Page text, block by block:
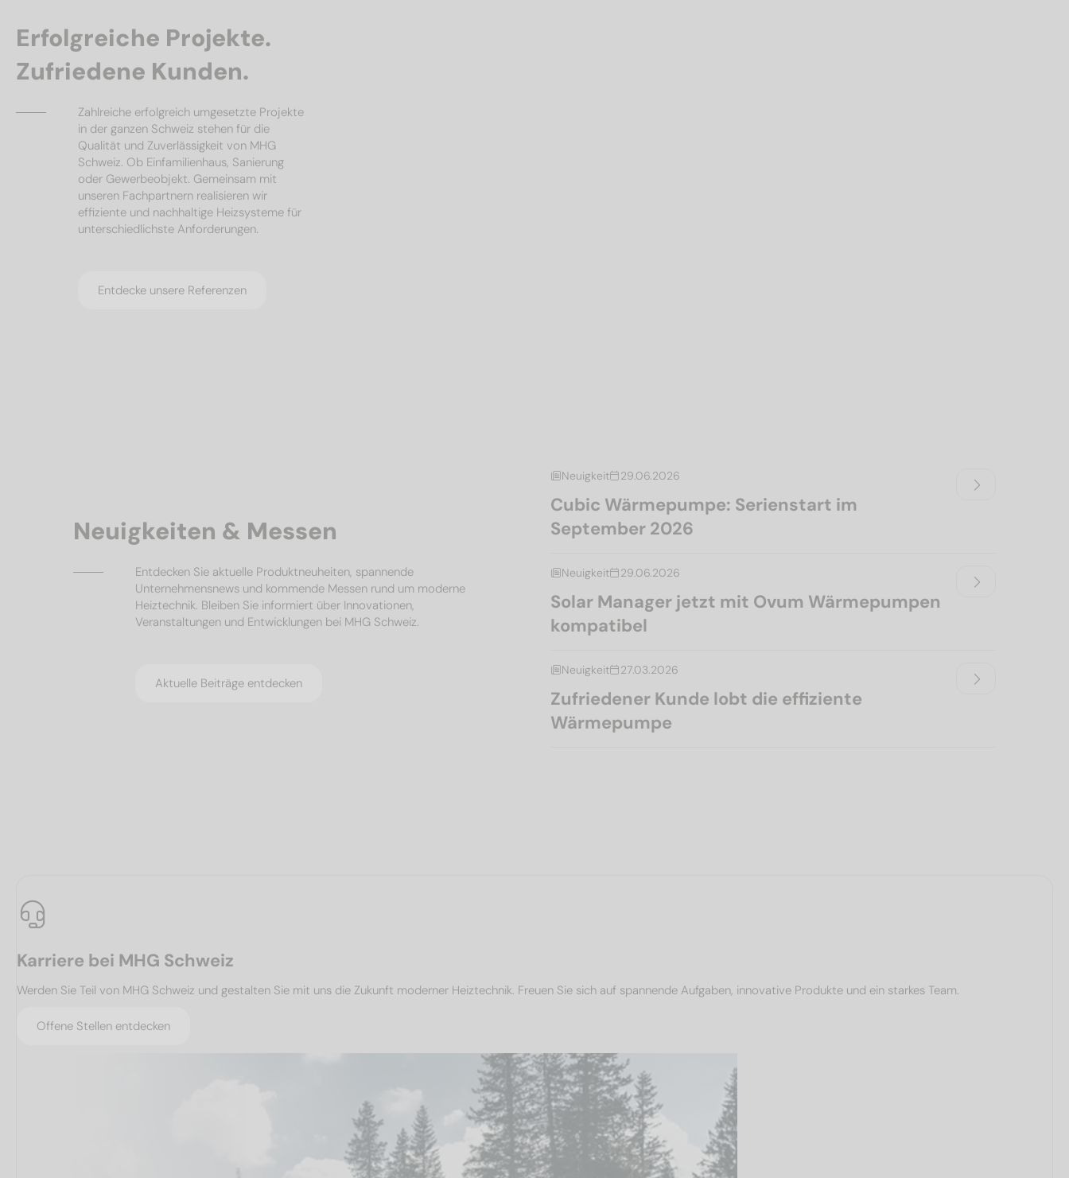
Erfolgreiche Projekte.
Zufriedene Kunden.
Zahlreiche erfolgreich umgesetzte Projekte
in der ganzen Schweiz stehen für die
Qualität und Zuverlässigkeit von MHG
Schweiz. Ob Einfamilienhaus, Sanierung
oder Gewerbeobjekt. Gemeinsam mit
unseren Fachpartnern realisieren wir
effiziente und nachhaltige Heizsysteme für
unterschiedlichste Anforderungen.
Entdecke unsere Referenzen
Neuigkeiten & Messen
Entdecken Sie aktuelle Produktneuheiten, spannende
Unternehmensnews und kommende Messen rund um moderne
Heiztechnik. Bleiben Sie informiert über Innovationen,
Veranstaltungen und Entwicklungen bei MHG Schweiz.
Aktuelle Beiträge entdecken
Neuigkeit 29.06.2026
Cubic Wärmepumpe: Serienstart im
September 2026
Neuigkeit 29.06.2026
Solar Manager jetzt mit Ovum Wärmepumpen
kompatibel
Neuigkeit 27.03.2026
Zufriedener Kunde lobt die effiziente
Wärmepumpe
Karriere bei MHG Schweiz
Werden Sie Teil von MHG Schweiz und gestalten Sie mit uns die Zukunft moderner Heiztechnik. Freuen Sie sich auf spannende Aufgaben, innovative Produkte und ein starkes Team.
Offene Stellen entdecken